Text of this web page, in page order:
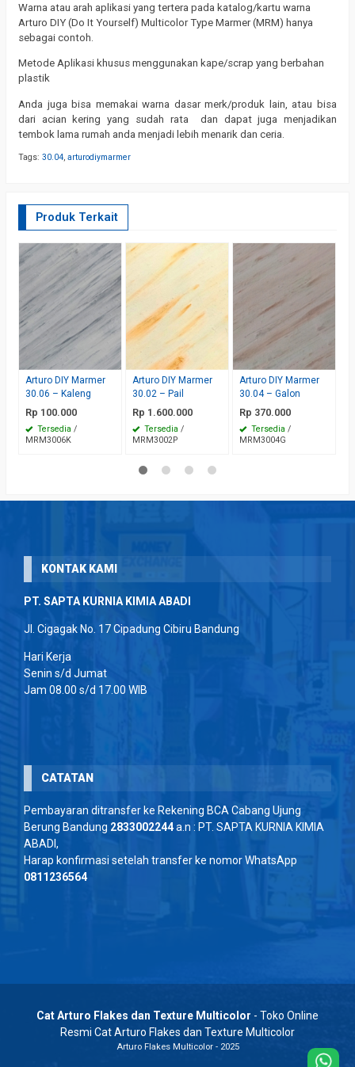
Warna atau arah aplikasi yang tertera pada katalog/kartu warna
Arturo DIY (Do It Yourself) Multicolor Type Marmer (MRM) hanya
sebagai contoh.
Metode Aplikasi khusus menggunakan kape/scrap yang berbahan
plastik
Anda juga bisa memakai warna dasar merk/produk lain, atau bisa
dari acian kering yang sudah rata dan dapat juga menjadikan
tembok lama rumah anda menjadi lebih menarik dan ceria.
Tags: 30.04, arturodiymarmer
Produk Terkait
Arturo DIY Marmer
30.06 – Kaleng
Rp 100.000
Tersedia /
MRM3006K
Arturo DIY Marmer
30.02 – Pail
Rp 1.600.000
Tersedia /
MRM3002P
Arturo DIY Marmer
30.04 – Galon
Rp 370.000
Tersedia /
MRM3004G
KONTAK KAMI
PT. SAPTA KURNIA KIMIA ABADI
Jl. Cigagak No. 17 Cipadung Cibiru Bandung
Hari Kerja
Senin s/d Jumat
Jam 08.00 s/d 17.00 WIB
CATATAN
Pembayaran ditransfer ke Rekening BCA Cabang Ujung
Berung Bandung 2833002244a.n : PT. SAPTA KURNIA KIMIA
ABADI,
Harap konfirmasi setelah transfer ke nomor WhatsApp
0811236564
Cat Arturo Flakes dan Texture Multicolor - Toko Online
Resmi Cat Arturo Flakes dan Texture Multicolor
Arturo Flakes Multicolor - 2025